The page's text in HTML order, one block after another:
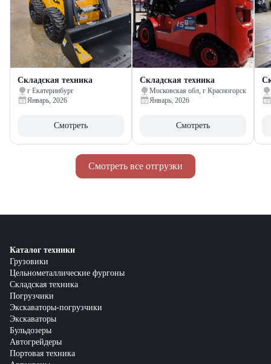
Смотреть все отгрузки
Складская техника
г Екатеринбург
Январь, 2026
Смотреть
Складская техника
Московская обл, г Красногорск
Январь, 2026
Смотреть
Каталог техники
Грузовики
Цельнометаллические фургоны
Складская техника
Погрузчики
Экскаваторы-погрузчики
Экскаваторы
Бульдозеры
Автогрейдеры
Портовая техника